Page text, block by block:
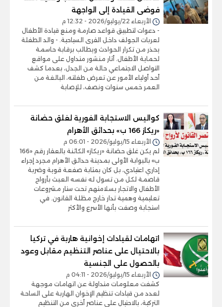
فوضى القيادة إلى الواجهة
الأربعاء 22/يوليو/2026 - 12:32 م
- دعوات لتطبيق قواعد صارمة ومنع قيادة الأطفال
لعربات الجولف داخل القرى السياحية. - والد الطفلة
يحذر من تكرار الحوادث ويطالب برقابة حاسمة
لحماية الأطفال. أثار منشور متداول على مواقع
التواصل الاجتماعي حالة من الجدل، بعدما كشف
أحد أولياء الأمور عن تعرض طفلته، البالغة من
العمر خمس سنوات ونصف، للإصابة
كواليس الاستجابة الفورية لغلق حضانة
«ريكاز 166 ب» بحدائق الأهرام
الأربعاء 15/يوليو/2026 - 06:01 م
لم يكن غلق حضانة «ريكاز» الكائنة بالعقار رقم «166
ب» بالبوابة الأولى بمدينة حدائق الأهرام مجرد إجراء
إداري اعتيادي، بل كان بمثابة صفعة قوية وضربة
قاصمة لكل من تسول له نفسه العبث بأرواح
الأطفال والاتجار بسلامتهم تحت ستار مشروعات
تعليمية وهمية تدار خارج مظلة القانون. في
استجابة وصفت بأنها الأسرع والأكثر
اتهامات لقيادات إخوانية هاربة في تركيا
بالاحتيال على عناصر التنظيم مقابل وعود
بالحصول على الجنسية
الأربعاء 15/يوليو/2026 - 04:11 م
كشفت معلومات متداولة عن اتهامات موجهة
لعدد من قيادات تنظيم الإخوان الهاربة على الساحة
التركية، بالاحتيال على عناصر أخرى من التنظيم